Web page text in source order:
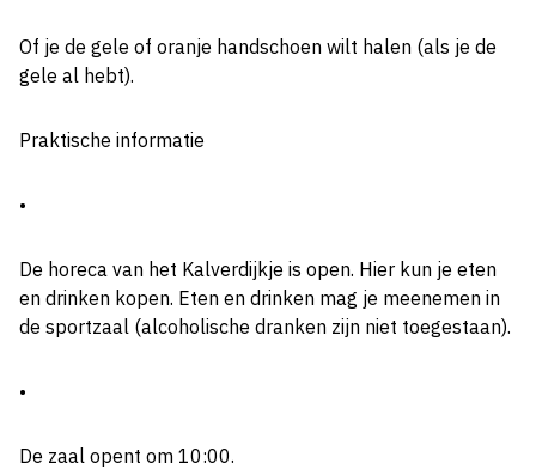
Of je de gele of oranje handschoen wilt halen (als je de
gele al hebt).
Praktische informatie
•
De horeca van het Kalverdijkje is open. Hier kun je eten
en drinken kopen. Eten en drinken mag je meenemen in
de sportzaal (alcoholische dranken zijn niet toegestaan).
•
De zaal opent om 10:00.